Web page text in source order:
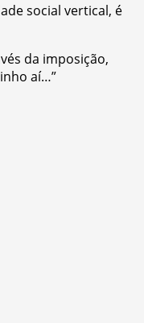
social vertical, é
da imposição,
aí…”